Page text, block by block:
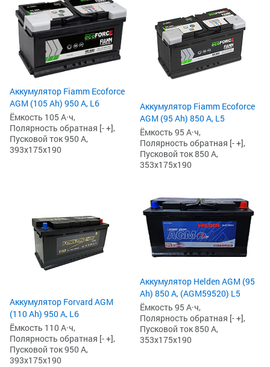
Аккумулятор Fiamm Ecoforce
AGM (105 Ah) 950 А, L6
Ёмкость 105 А·ч,
Полярность обратная [- +],
Пусковой ток 950 А,
393x175x190
Аккумулятор Fiamm Ecoforce
AGM (95 Ah) 850 A, L5
Ёмкость 95 А·ч,
Полярность обратная [- +],
Пусковой ток 850 А,
353x175x190
Аккумулятор Forvard AGM
(110 Ah) 950 А, L6
Ёмкость 110 А·ч,
Полярность обратная [- +],
Пусковой ток 950 А,
393x175x190
Аккумулятор Helden AGM (95
Ah) 850 А, (AGM59520) L5
Ёмкость 95 А·ч,
Полярность обратная [- +],
Пусковой ток 850 А,
353x175x190